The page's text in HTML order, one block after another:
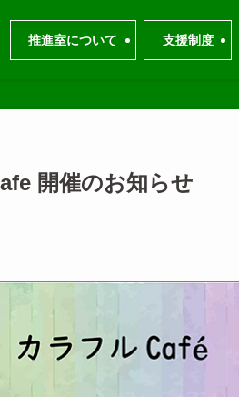
推進室について 支援制度
開催のお知らせ